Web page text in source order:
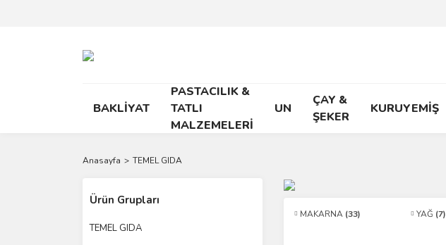
BAKLİYAT
PASTACILIK &
TATLI
MALZEMELERİ
UN
ÇAY &
ŞEKER
KURUYEMİŞ
Anasayfa TEMEL GIDA
Ürün Grupları
TEMEL GIDA
MAKARNA (33) YAĞ (7)